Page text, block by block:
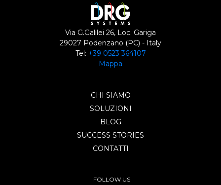
Via G.Galilei 26, Loc. Gariga
29027 Podenzano (PC) - Italy
Tel: +39 0523 364107
Mappa
CHI SIAMO
SOLUZIONI
BLOG
SUCCESS STORIES
CONTATTI
FOLLOW US